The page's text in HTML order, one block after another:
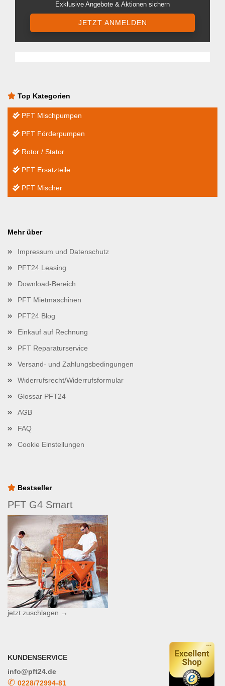
Exklusive Angebote & Aktionen sichern
JETZT ANMELDEN
Top Kategorien
PFT Mischpumpen
PFT Förderpumpen
Rotor / Stator
PFT Ersatzteile
PFT Mischer
Mehr über
Impressum und Datenschutz
PFT24 Leasing
Download-Bereich
PFT Mietmaschinen
PFT24 Blog
Einkauf auf Rechnung
PFT Reparaturservice
Versand- und Zahlungsbedingungen
Widerrufsrecht/Widerrufsformular
Glossar PFT24
AGB
FAQ
Cookie Einstellungen
Bestseller
PFT G4 Smart
jetzt zuschlagen →
KUNDENSERVICE
info@pft24.de
✆ 0228/72994-81